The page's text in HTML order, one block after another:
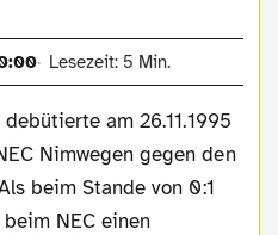
Lesezeit: 5 Min.
am 26.11.1995
Nimwegen gegen den
beim Stande von 0:1
NEC einen